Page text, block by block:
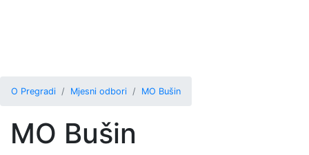
O Pregradi Mjesni odbori MO Bušin
MO Bušin